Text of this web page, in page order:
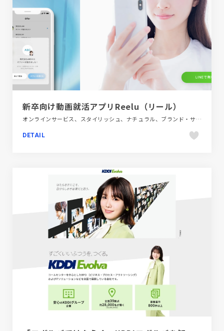
新卒向け動画就活アプリReelu（リール）
オンラインサービス、スタイリッシュ、ナチュラル、ブランド・サービスサイト、ブルー系、大きめ写真、金融・法律・人材・専門職
DETAIL